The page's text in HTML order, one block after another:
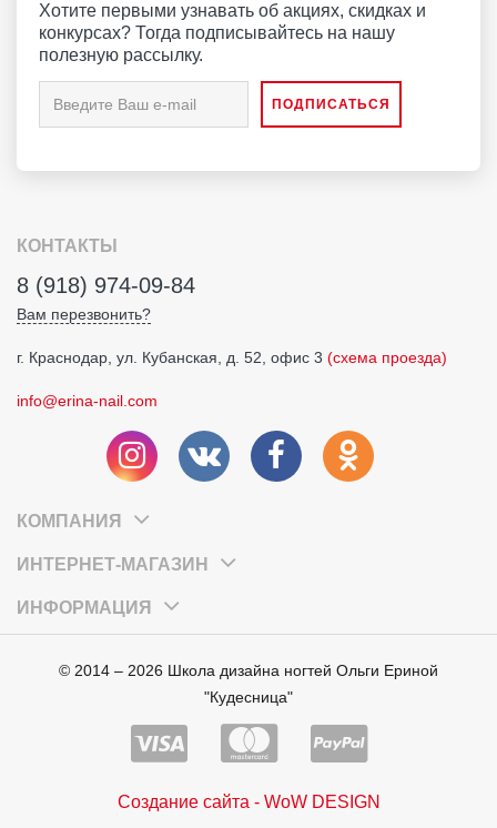
Хотите первыми узнавать об акциях, скидках и
конкурсах? Тогда подписывайтесь на нашу
полезную рассылку.
КОНТАКТЫ
8 (918) 974-09-84
Вам перезвонить?
г. Краснодар, ул. Кубанская, д. 52, офис 3 (схема проезда)
info@erina-nail.com
КОМПАНИЯ
ИНТЕРНЕТ-МАГАЗИН
ИНФОРМАЦИЯ
© 2014 – 2026 Школа дизайна ногтей Ольги Ериной
"Кудесница"
Создание сайта - WoW DESIGN